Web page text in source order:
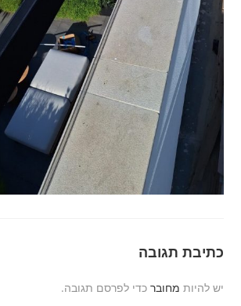
כתיבת תגובה
יש להיות מחובר כדי לפרסם תגובה.